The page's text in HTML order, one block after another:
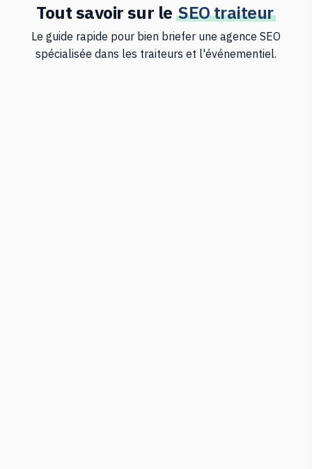
Tout savoir sur leSEO traiteur
Le guide rapide pour bien briefer une agence SEO
spécialisée dans les traiteurs et l'événementiel.